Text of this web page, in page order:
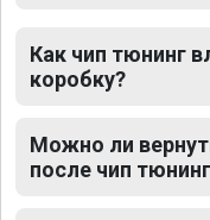
Как чип тюнинг
коробку?
Можно ли
после чип